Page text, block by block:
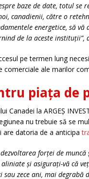
baze de date, totul se
canadienii, către o
energetice, să
de la aceste instituții”,
pe termen lung
comerciale ale marilor
piața de
Canadei la ARGEȘ
nu trebuie să se
are datoria de a anticipa
forței de
și asigurați-vă că
sau zece ani, mai degrabă